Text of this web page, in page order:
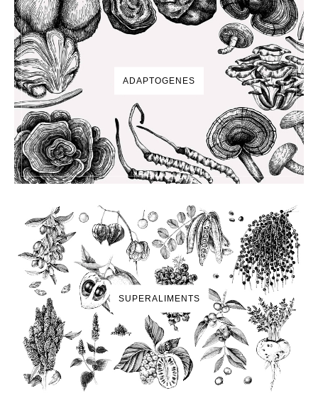
ADAPTOGENES
SUPERALIMENTS